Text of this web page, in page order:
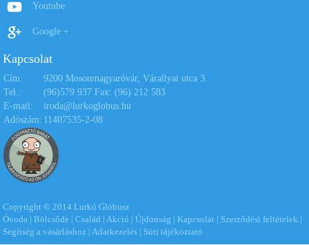
Youtube
Google +
Kapcsolat
Cím:
9200 Mosonmagyaróvár, Várallyai utca 3.
Tel.:
(96)579 937 Fax: (96) 212 583
E-mail:
iroda@lurkoglobus.hu
Adószám: 11407535-2-08
Copyright © 2014 Lurkó Glóbusz
Óvoda |Bölcsőde |Család | Akció |Újdonság |Kapcsolat | Szerződési feltételek |
Segítség a vásárláshoz | Adatkezelés | Süti tájékoztató